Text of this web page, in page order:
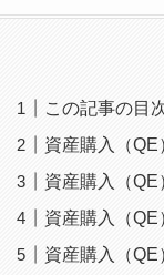
この記事の目
資産購入（
資産購入（QE
資産購入（
資産購入（